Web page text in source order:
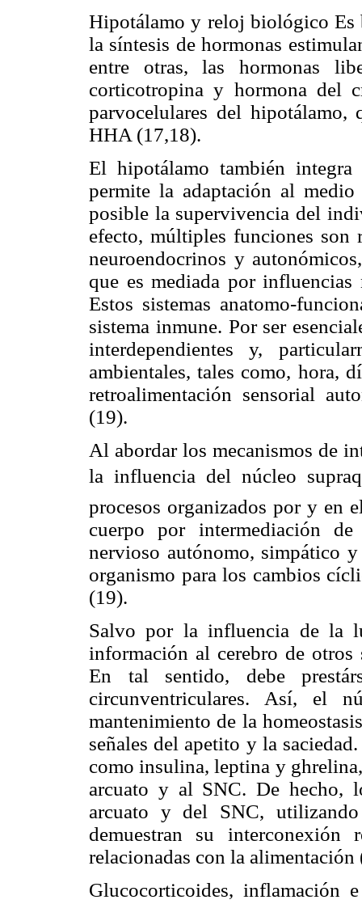
Hipotálamo y reloj biológico Es
la síntesis de hormonas
entre otras, las hormonas
corticotropina y hormona del
parvocelulares del
HHA (17,18).
El hipotálamo también
permite la adaptación al
posible la supervivencia del
efecto, múltiples funciones son
neuroendocrinos y
que es mediada por influencias
Estos sistemas anatomo-
sistema inmune. Por ser
interdependientes y,
ambientales, tales como, hora,
retroalimentación sensorial
(19).
Al abordar los mecanismos de
la influencia del núcleo
procesos organizados por y en
cuerpo por intermediación
nervioso autónomo, simpático
organismo para los cambios
(19).
Salvo por la influencia de la
información al cerebro de otros
En tal sentido, debe
circunventriculares. Así, el
mantenimiento de la
señales del apetito y la
como insulina, leptina y
arcuato y al SNC. De hecho,
arcuato y del SNC, utilizando
demuestran su interconexión
relacionadas con la alimentación
Glucocorticoides, inflamación